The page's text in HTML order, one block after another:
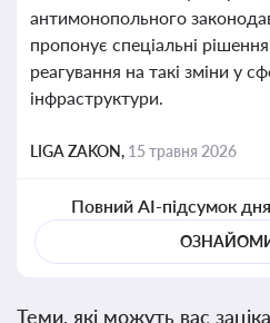
антимонопольного
пропонує спеціальні
реагування на такі зміни у
інфраструктури.
LIGA ZAKON, 15 травня 2026
Повний AI-підсумок
Теми, які можуть вас